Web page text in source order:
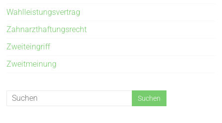
Wahlleistungsvertrag
Zahnarzthaftungsrecht
Zweiteingriff
Zweitmeinung